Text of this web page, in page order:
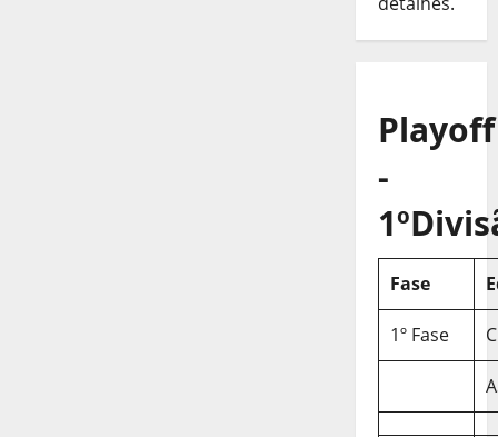
Playoff
-
Fase
1º Fase